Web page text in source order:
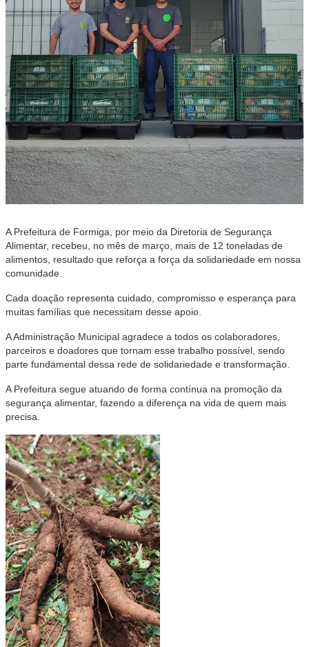
A Prefeitura de Formiga, por meio da Diretoria de Segurança
Alimentar, recebeu, no mês de março, mais de 12 toneladas de
alimentos, resultado que reforça a força da solidariedade em nossa
comunidade.
Cada doação representa cuidado, compromisso e esperança para
muitas famílias que necessitam desse apoio.
A Administração Municipal agradece a todos os colaboradores,
parceiros e doadores que tornam esse trabalho possível, sendo
parte fundamental dessa rede de solidariedade e transformação.
A Prefeitura segue atuando de forma contínua na promoção da
segurança alimentar, fazendo a diferença na vida de quem mais
precisa.